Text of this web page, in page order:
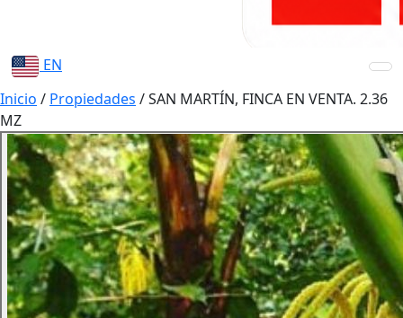
EN
Inicio / Propiedades /SAN MARTÍN, FINCA EN VENTA. 2.36
MZ